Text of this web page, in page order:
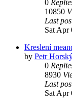
0
10850
Last
Sat Apr
Kreslení
by Petr
0
8930
Last
Sat Apr